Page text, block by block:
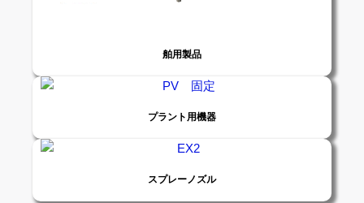
舶用製品
プラント用機器
スプレーノズル